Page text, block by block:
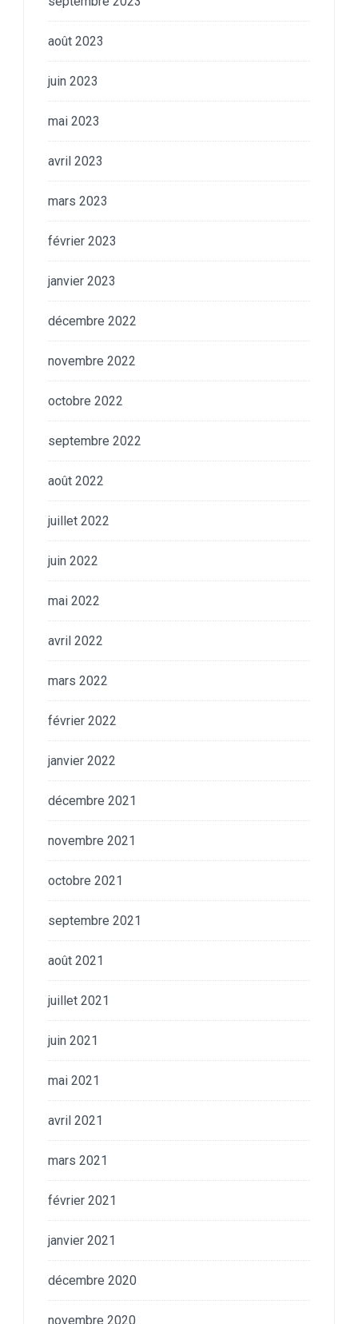
août 2023
juin 2023
mai 2023
avril 2023
mars 2023
février 2023
janvier 2023
décembre 2022
novembre 2022
octobre 2022
septembre 2022
août 2022
juillet 2022
juin 2022
mai 2022
avril 2022
mars 2022
février 2022
janvier 2022
décembre 2021
novembre 2021
octobre 2021
septembre 2021
août 2021
juillet 2021
juin 2021
mai 2021
avril 2021
mars 2021
février 2021
janvier 2021
décembre 2020
novembre 2020